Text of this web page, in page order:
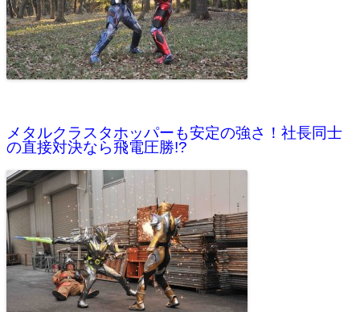
メタルクラスタホッパーも安定の強さ！社長同士
の直接対決なら飛電圧勝!?